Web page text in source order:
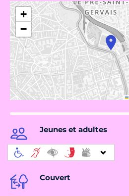
+
−
Jeunes et adultes
Couvert